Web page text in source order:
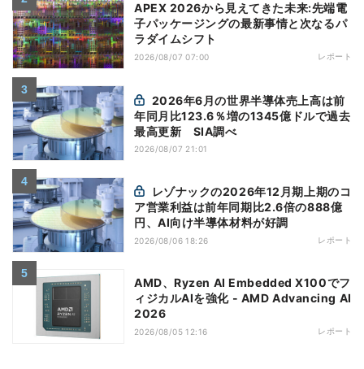
APEX 2026から見えてきた未来:先端電
子パッケージングの最新事情と次なるパ
ラダイムシフト
2026/08/07 07:00 レポート
年同月比123.6％増の1345億ドルで過去
最高更新 SIA調べ
2026/08/07 21:01
ア営業利益は前年同期比2.6倍の888億
円、AI向け半導体材料が好調
2026/08/06 18:26 レポート
AMD、Ryzen AI Embedded X100でフ
ィジカルAIを強化 - AMD Advancing AI
2026
2026/08/05 12:16 レポート